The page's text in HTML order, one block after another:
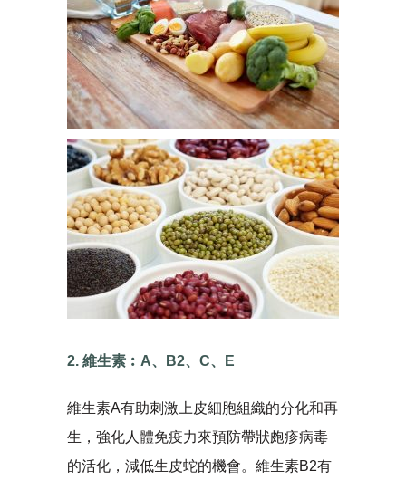
2. 維生素︰A、B2、C、E
維生素A有助刺激上皮細胞組織的分化和再
生，強化人體免疫力來預防帶狀皰疹病毒
的活化，減低生皮蛇的機會。維生素B2有